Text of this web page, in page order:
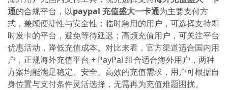
通的合规平台，以paypal 充值盛大一卡通为主要支付方
式，兼顾便捷性与安全性；临时急用的用户，可选择支持即
时发卡的平台，避免等待延迟；高频充值用户，可关注平台
优惠活动，降低充值成本。对比来看，官方渠道适合国内用
户，正规海外充值平台 + PayPal 组合适合海外用户，两种
方案均能满足稳定、安全、高效的充值需求，用户可根据自
身位置与支付条件灵活选择，无需再为充值难题困扰。